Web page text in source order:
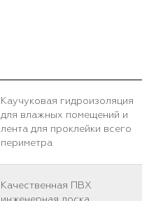
Каучуковая гидроизоляция
для влажных помещений и
лента для проклейки всего
периметра
Качественная ПВХ